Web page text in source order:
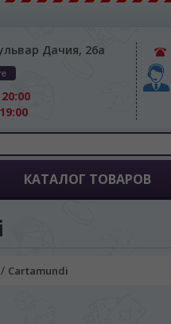
Дачия, 26а
КАТАЛОГ ТОВАРОВ
/ Cartamundi